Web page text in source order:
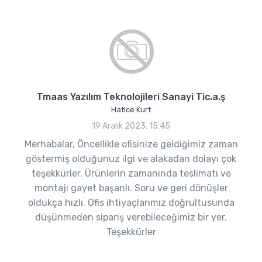
Tmaas Yazılım Teknolojileri Sanayi Tic.a.ş
Hatice Kurt
19 Aralık 2023, 15:45
Merhabalar, Öncellikle ofisinize geldiğimiz zaman
göstermiş olduğunuz ilgi ve alakadan dolayı çok
teşekkürler. Ürünlerin zamanında teslimatı ve
montajı gayet başarılı. Soru ve geri dönüşler
oldukça hızlı. Ofis ihtiyaçlarımız doğrultusunda
düşünmeden sipariş verebileceğimiz bir yer.
Teşekkürler